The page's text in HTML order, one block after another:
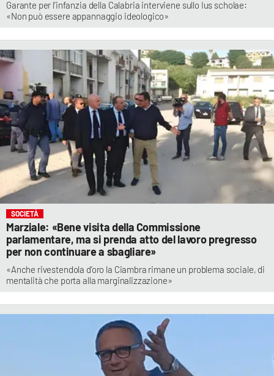
Garante per l’infanzia della Calabria interviene sullo Ius scholae:
«Non può essere appannaggio ideologico»
SOCIETÀ
Marziale: «Bene visita della Commissione
parlamentare, ma si prenda atto del lavoro pregresso
per non continuare a sbagliare»
«Anche rivestendola d’oro la Ciambra rimane un problema sociale, di
mentalità che porta alla marginalizzazione»